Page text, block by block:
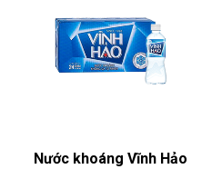
Nước khoáng Vĩnh Hảo